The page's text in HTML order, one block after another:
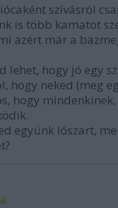
szívásról
is több kamatot
azért már a
lehet, hogy jó egy
hogy neked (meg
hogy
együnk lószart,